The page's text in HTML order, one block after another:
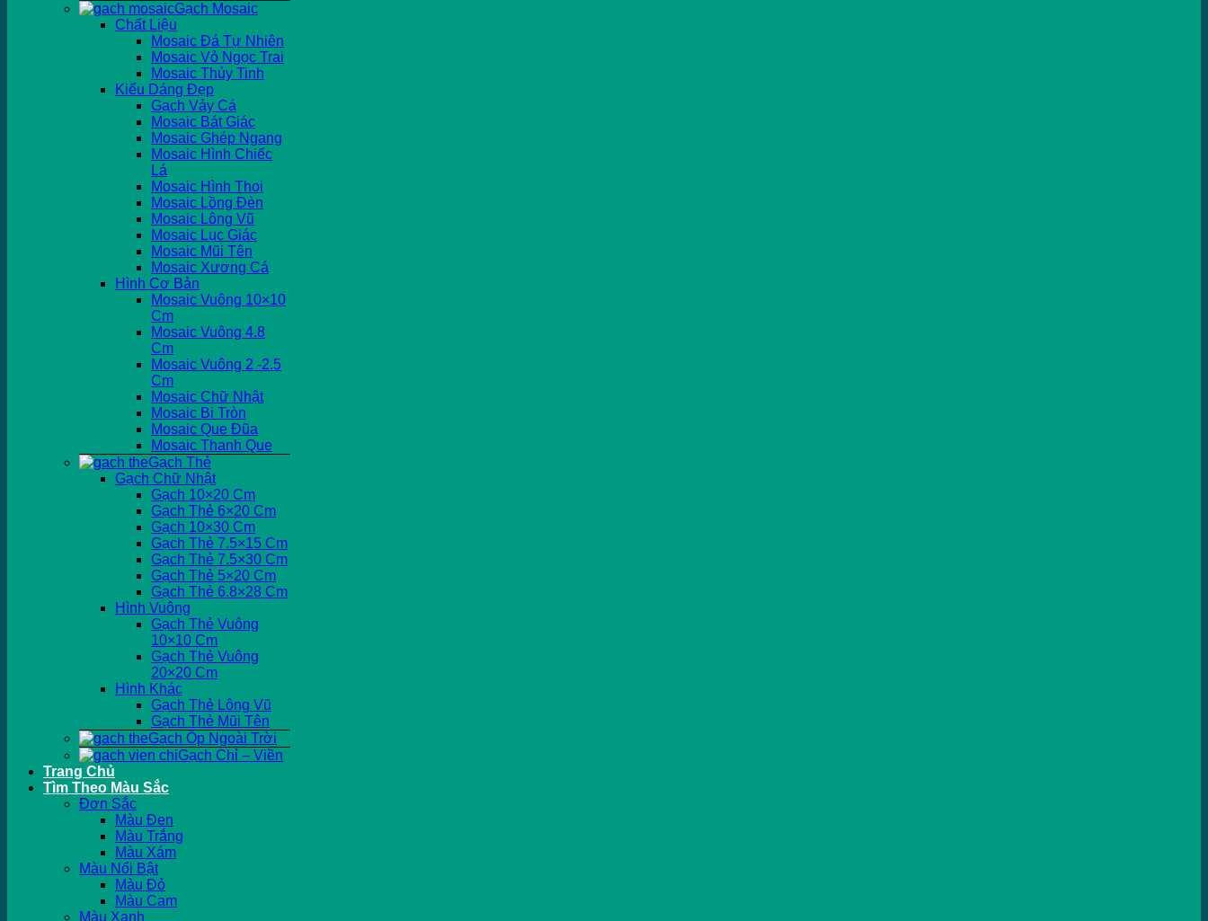
Gạch Mosaic
Chất Liệu
Mosaic Đá Tự Nhiên
Mosaic Vỏ Ngọc Trai
Mosaic Thủy Tinh
Kiểu Dáng Đẹp
Gạch Vảy Cá
Mosaic Bát Giác
Mosaic Ghép Ngang
Mosaic Hình Chiếc
Lá
Mosaic Hình Thoi
Mosaic Lồng Đèn
Mosaic Lông Vũ
Mosaic Lục Giác
Mosaic Mũi Tên
Mosaic Xương Cá
Hình Cơ Bản
Mosaic Vuông 10×10
Cm
Mosaic Vuông 4.8
Cm
Mosaic Vuông 2 -2.5
Cm
Mosaic Chữ Nhật
Mosaic Bi Tròn
Mosaic Que Đũa
Mosaic Thanh Que
Gạch Thẻ
Gạch Chữ Nhật
Gạch 10×20 Cm
Gạch Thẻ 6×20 Cm
Gạch 10×30 Cm
Gạch Thẻ 7.5×15 Cm
Gạch Thẻ 7.5×30 Cm
Gạch Thẻ 5×20 Cm
Gạch Thẻ 6.8×28 Cm
Hình Vuông
Gạch Thẻ Vuông
10×10 Cm
Gạch Thẻ Vuông
20×20 Cm
Hình Khác
Gạch Thẻ Lông Vũ
Gạch Thẻ Mũi Tên
Gạch Ốp Ngoài Trời
Gạch Chỉ – Viền
Trang Chủ
Tìm Theo Màu Sắc
Đơn Sắc
Màu Đen
Màu Trắng
Màu Xám
Màu Nổi Bật
Màu Đỏ
Màu Cam
Màu Xanh